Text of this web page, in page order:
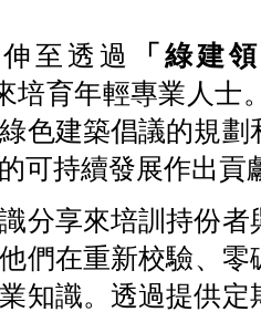
至透過
「綠建
培育年輕專業人士
色建築倡議的規
可持續發展作出貢
分享來培訓持份
他們在重新校驗、
知識。透過提供